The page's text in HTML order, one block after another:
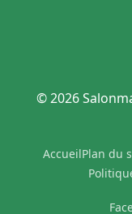
© 2026
AccueilPlan du